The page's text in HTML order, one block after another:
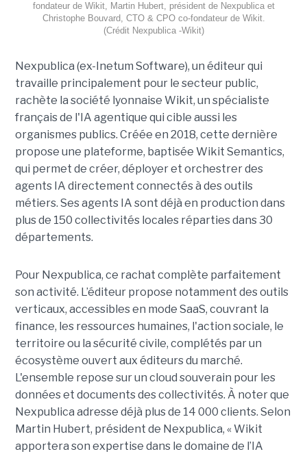
fondateur de Wikit, Martin Hubert, président de Nexpublica et
Christophe Bouvard, CTO & CPO co-fondateur de Wikit.
(Crédit Nexpublica -Wikit)
Nexpublica (ex-Inetum Software), un éditeur qui
travaille principalement pour le secteur public,
rachète la société lyonnaise Wikit, un spécialiste
français de l'IA agentique qui cible aussi les
organismes publics. Créée en 2018, cette dernière
propose une plateforme, baptisée Wikit Semantics,
qui permet de créer, déployer et orchestrer des
agents IA directement connectés à des outils
métiers. Ses agents IA sont déjà en production dans
plus de 150 collectivités locales réparties dans 30
départements.
Pour Nexpublica, ce rachat complète parfaitement
son activité. L’éditeur propose notamment des outils
verticaux, accessibles en mode SaaS, couvrant la
finance, les ressources humaines, l'action sociale, le
territoire ou la sécurité civile, complétés par un
écosystème ouvert aux éditeurs du marché.
L'ensemble repose sur un cloud souverain pour les
données et documents des collectivités. À noter que
Nexpublica adresse déjà plus de 14 000 clients. Selon
Martin Hubert, président de Nexpublica, « Wikit
apportera son expertise dans le domaine de l’IA